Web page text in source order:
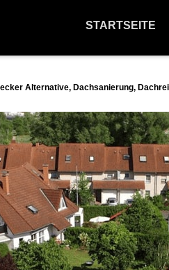
STARTSEITE
Alternative, Dachsanierung,